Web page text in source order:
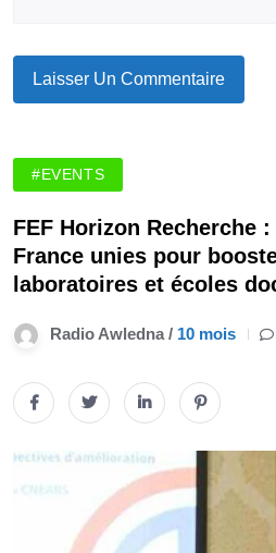
#EVENTS
FEF Horizon Recherche
France unies pour
laboratoires et écoles
Radio Awledna / 10 mois